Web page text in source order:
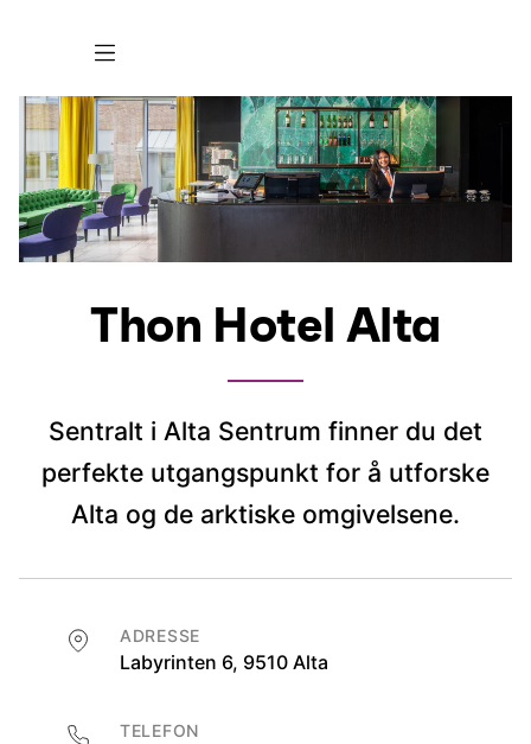
Thon Hotel Alta
Sentralt i Alta Sentrum finner du det
perfekte utgangspunkt for å utforske
Alta og de arktiske omgivelsene.
ADRESSE
Labyrinten 6, 9510 Alta
TELEFON